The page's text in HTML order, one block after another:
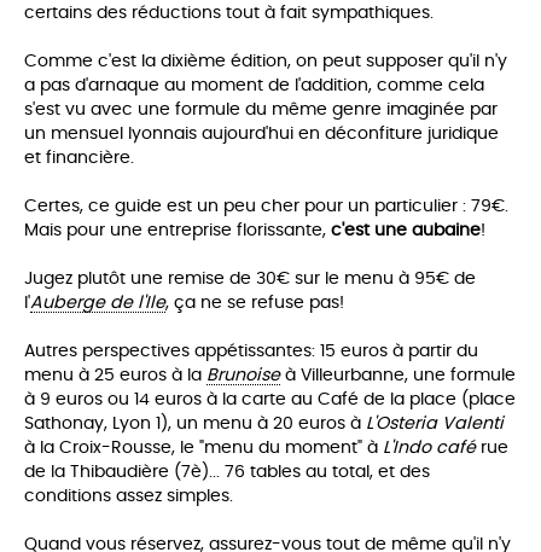
certains des réductions tout à fait sympathiques.
Comme c'est la dixième édition, on peut supposer qu'il n'y
a pas d'arnaque au moment de l'addition, comme cela
s'est vu avec une formule du même genre imaginée par
un mensuel lyonnais aujourd'hui en déconfiture juridique
et financière.
Certes, ce guide est un peu cher pour un particulier : 79€.
Mais pour une entreprise florissante, c'est une aubaine!
Jugez plutôt une remise de 30€ sur le menu à 95€ de
l'Auberge de l'Ile, ça ne se refuse pas!
Autres perspectives appétissantes: 15 euros à partir du
menu à 25 euros à la Brunoiseà Villeurbanne, une formule
à 9 euros ou 14 euros à la carte au Café de la place (place
Sathonay, Lyon 1), un menu à 20 euros à L'Osteria Valenti
à la Croix-Rousse, le "menu du moment" à L'Indo caférue
de la Thibaudière (7è)... 76 tables au total, et des
conditions assez simples.
Quand vous réservez, assurez-vous tout de même qu'il n'y